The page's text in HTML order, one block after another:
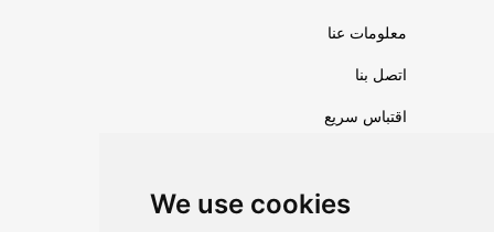
We use cookies
معلومات عنا
اتصل بنا
اقتباس سريع
اتصل بنا